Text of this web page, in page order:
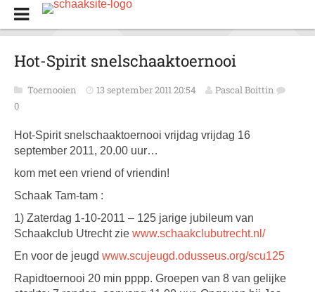
Hot-Spirit snelschaaktoernooi
Toernooien 13 september 2011 20:54
Pascal Boittin
0
Hot-Spirit snelschaaktoernooi vrijdag vrijdag 16
september 2011, 20.00 uur…
kom met een vriend of vriendin!
Schaak Tam-tam :
1) Zaterdag 1-10-2011 – 125 jarige jubileum van
Schaakclub Utrecht zie www.schaakclubutrecht.nl/
En voor de jeugd www.scujeugd.odusseus.org/scu125
Rapidtoernooi 20 min pppp. Groepen van 8 van gelijke